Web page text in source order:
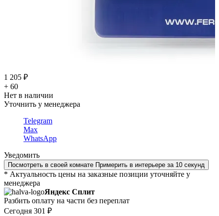
1 205 ₽
+ 60
Нет в наличии
Уточнить у менеджера
Telegram
Max
WhatsApp
Уведомить
Посмотреть в своей комнате Примерить в интерьере за 10 секунд
* Актуальность цены на заказные позиции уточняйте у
менеджера
Яндекс Сплит
Разбить оплату на части без переплат
Сегодня 301 ₽